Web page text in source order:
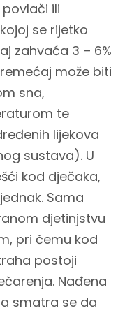
ili
se rijetko
zahvaća 3 – 6%
može biti
sna,
te
lijekova
sustava). U
kod dječaka,
Sama
djetinjstvu
pri čemu kod
postoji
Nađena
smatra se da